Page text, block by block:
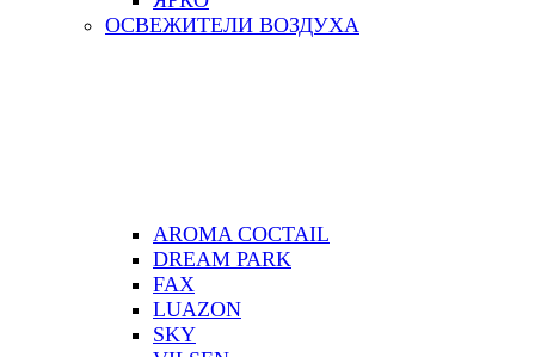
ОСВЕЖИТЕЛИ ВОЗДУХА
AROMA COCTAIL
DREAM PARK
FAX
LUAZON
SKY